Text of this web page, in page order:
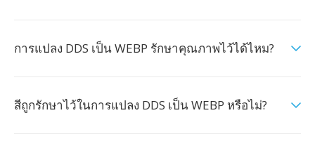
การแปลง DDS เป็น WEBP รักษาคุณภาพไว้ได้ไหม?
สีถูกรักษาไว้ในการแปลง DDS เป็น WEBP หรือไม่?